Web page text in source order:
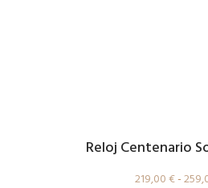
Reloj Centenario
219,00 €-